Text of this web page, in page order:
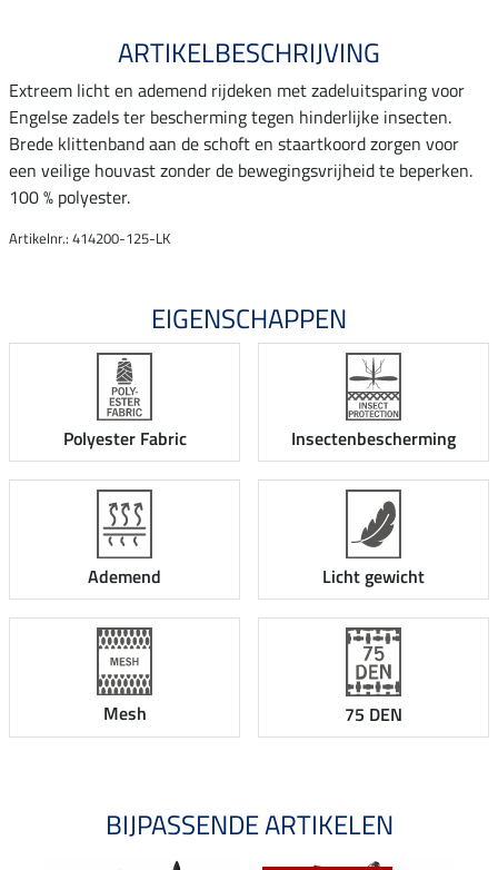
ARTIKELBESCHRIJVING
Extreem licht en ademend rijdeken met zadeluitsparing voor
Engelse zadels ter bescherming tegen hinderlijke insecten.
Brede klittenband aan de schoft en staartkoord zorgen voor
een veilige houvast zonder de bewegingsvrijheid te beperken.
100 % polyester.
Artikelnr.: 414200-125-LK
EIGENSCHAPPEN
Polyester Fabric Insectenbescherming
Ademend Licht gewicht
Mesh 75 DEN
BIJPASSENDE ARTIKELEN